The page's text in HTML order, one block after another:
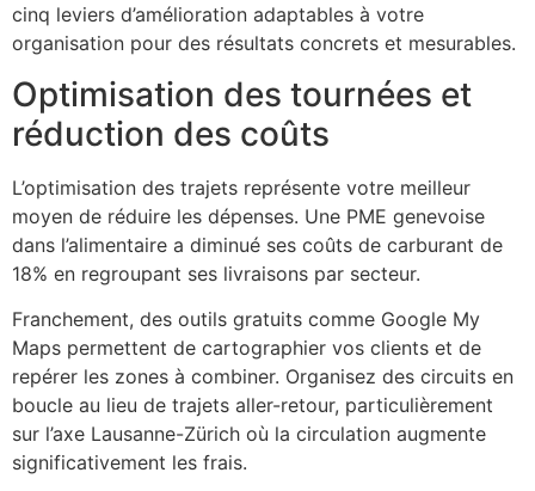
cinq leviers d’amélioration adaptables à votre
organisation pour des résultats concrets et mesurables.
Optimisation des tournées et
réduction des coûts
L’optimisation des trajets représente votre meilleur
moyen de réduire les dépenses. Une PME genevoise
dans l’alimentaire a diminué ses coûts de carburant de
18% en regroupant ses livraisons par secteur.
Franchement, des outils gratuits comme Google My
Maps permettent de cartographier vos clients et de
repérer les zones à combiner. Organisez des circuits en
boucle au lieu de trajets aller-retour, particulièrement
sur l’axe Lausanne-Zürich où la circulation augmente
significativement les frais.